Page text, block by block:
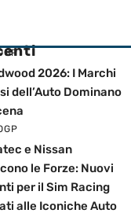
2026: I Marchi
dell’Auto Dominano
e Nissan
le Forze: Nuovi
per il Sim Racing
alle Iconiche Auto